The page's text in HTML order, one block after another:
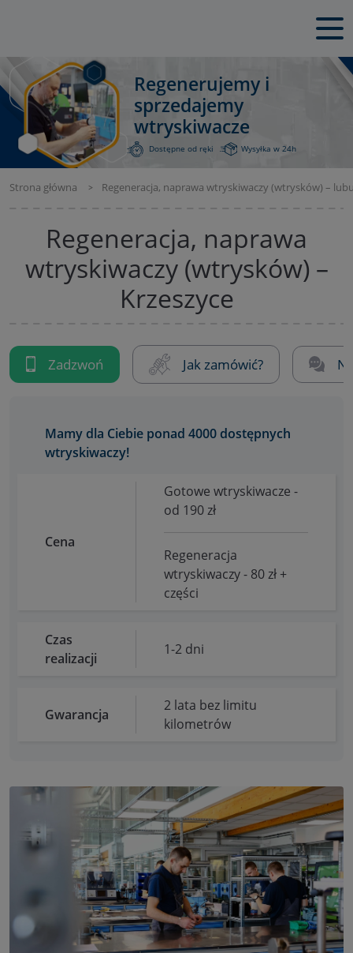
Regenerujemy i
sprzedajemy
wtryskiwacze
Dostępne od ręki Wysyłka w 24h
Strona główna Regeneracja, naprawa wtryskiwaczy (wtrysków) –
Regeneracja, naprawa
wtryskiwaczy (wtrysków) –
Krzeszyce
Zadzwoń Jak zamówić?
Mamy dla Ciebie ponad 4000 dostępnych
wtryskiwaczy!
Cena
Gotowe wtryskiwacze -
od 190 zł
Regeneracja
wtryskiwaczy - 80 zł +
części
Czas
realizacji
1-2 dni
Gwarancja
2 lata bez limitu
kilometrów